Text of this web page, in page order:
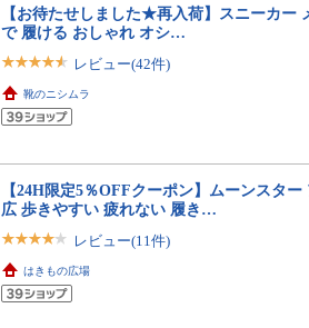
【お待たせしました★再入荷】スニーカー
で 履ける おしゃれ オシ…
レビュー(42件)
靴のニシムラ
【24H限定5％OFFクーポン】ムーンスタ
広 歩きやすい 疲れない 履き…
レビュー(11件)
はきもの広場